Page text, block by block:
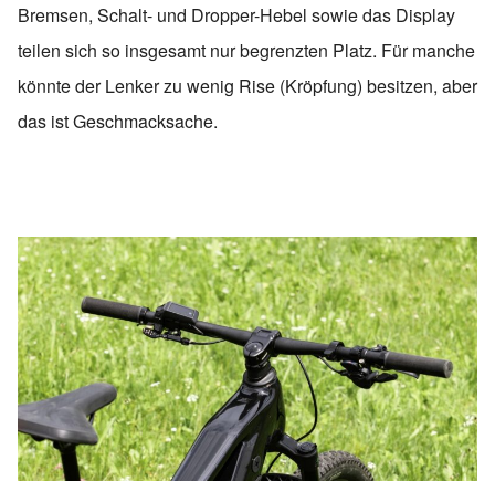
Bremsen, Schalt- und Dropper-Hebel sowie das Display
teilen sich so insgesamt nur begrenzten Platz. Für manche
könnte der Lenker zu wenig Rise (Kröpfung) besitzen, aber
das ist Geschmacksache.